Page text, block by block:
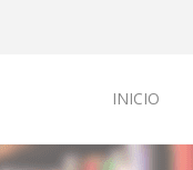
INICIO